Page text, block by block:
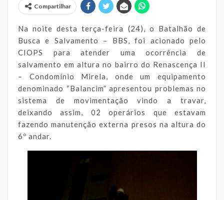
Compartilhar
Na noite desta terça-feira (24), o Batalhão de
Busca e Salvamento – BBS, foi acionado pelo
CIOPS para atender uma ocorrência de
salvamento em altura no bairro do Renascença II
– Condomínio Mirela, onde um equipamento
denominado “Balancim” apresentou problemas no
sistema de movimentação vindo a travar,
deixando assim, 02 operários que estavam
fazendo manutenção externa presos na altura do
6º andar.